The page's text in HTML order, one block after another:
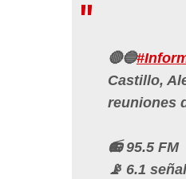
🔴🔵
Castillo,
reuniones
📻 95.5 FM
📡 6.1